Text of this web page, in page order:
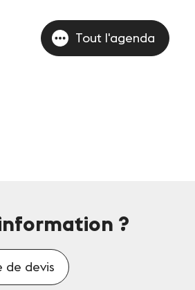
Tout l'agenda
?
de devis